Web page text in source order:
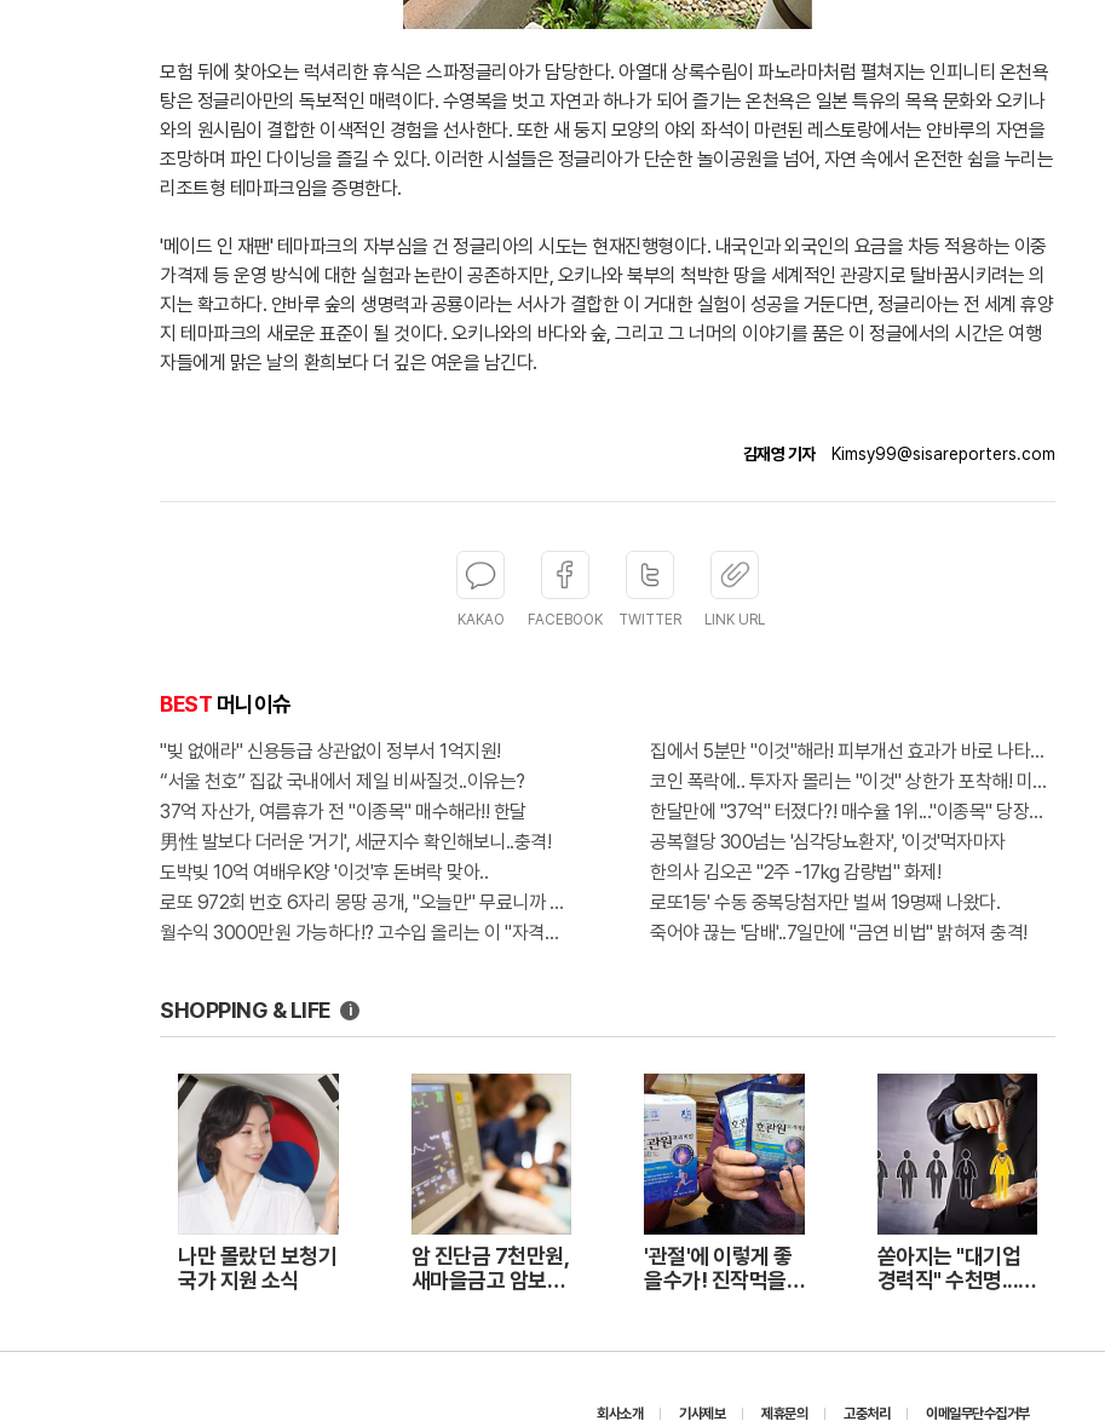
모험 뒤에 찾아오는 럭셔리한 휴식은 스파정글리아가 담당한다. 아열대 상록수림이 파노라마처럼 펼쳐지는 인피니티 온천욕
탕은 정글리아만의 독보적인 매력이다. 수영복을 벗고 자연과 하나가 되어 즐기는 온천욕은 일본 특유의 목욕 문화와 오키나
와의 원시림이 결합한 이색적인 경험을 선사한다. 또한 새 둥지 모양의 야외 좌석이 마련된 레스토랑에서는 얀바루의 자연을
조망하며 파인 다이닝을 즐길 수 있다. 이러한 시설들은 정글리아가 단순한 놀이공원을 넘어, 자연 속에서 온전한 쉼을 누리는
리조트형 테마파크임을 증명한다.
'메이드 인 재팬' 테마파크의 자부심을 건 정글리아의 시도는 현재진행형이다. 내국인과 외국인의 요금을 차등 적용하는 이중
가격제 등 운영 방식에 대한 실험과 논란이 공존하지만, 오키나와 북부의 척박한 땅을 세계적인 관광지로 탈바꿈시키려는 의
지는 확고하다. 얀바루 숲의 생명력과 공룡이라는 서사가 결합한 이 거대한 실험이 성공을 거둔다면, 정글리아는 전 세계 휴양
지 테마파크의 새로운 표준이 될 것이다. 오키나와의 바다와 숲, 그리고 그 너머의 이야기를 품은 이 정글에서의 시간은 여행
자들에게 맑은 날의 환희보다 더 깊은 여운을 남긴다.
김재영 기자 Kimsy99@sisareporters.com
KAKAO FACEBOOK TWITTER LINK URL
BEST 머니이슈
"빚 없애라" 신용등급 상관없이 정부서 1억지원!
“서울 천호” 집값 국내에서 제일 비싸질것..이유는?
37억 자산가, 여름휴가 전 "이종목" 매수해라!! 한달
男性 발보다 더러운 '거기', 세균지수 확인해보니..충격!
도박빚 10억 여배우K양 '이것'후 돈벼락 맞아..
로또 972회 번호 6자리 몽땅 공개, "오늘만" 무료니까 꼭 오늘 확인하세요.
월수익 3000만원 가능하다!? 고수입 올리는 이 "자격증"에 몰리는 이유 알고보니…
집에서 5분만 "이것"해라! 피부개선 효과가 바로 나타난다!!
코인 폭락에.. 투자자 몰리는 "이것" 상한가 포착해! 미리 투자..
한달만에 "37억" 터졌다?! 매수율 1위..."이종목" 당장사라!
공복혈당 300넘는 '심각당뇨환자', '이것'먹자마자
한의사 김오곤 "2주 -17kg 감량법" 화제!
로또1등' 수동 중복당첨자만 벌써 19명째 나왔다.
죽어야 끊는 '담배'..7일만에 "금연 비법" 밝혀져 충격!
SHOPPING & LIFE i
나만 몰랐던 보청기
국가 지원 소식
암 진단금 7천만원,
새마을금고 암보험
'관절'에 이렇게 좋
을수가! 진작먹을
쏟아지는 "대기업
경력직" 수천명...
회사소개 기사제보 제휴문의 고충처리 이메일무단수집거부